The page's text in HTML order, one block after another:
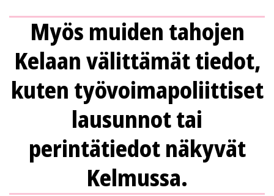
Myös muiden tahojen
Kelaan välittämät tiedot,
kuten työvoimapoliittiset
lausunnot tai
perintätiedot näkyvät
Kelmussa.